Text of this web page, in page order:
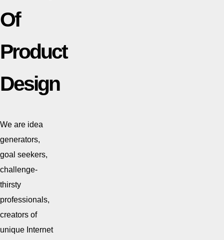
Of
Product
Design
We are idea
generators,
goal seekers,
challenge-
thirsty
professionals,
creators of
unique Internet